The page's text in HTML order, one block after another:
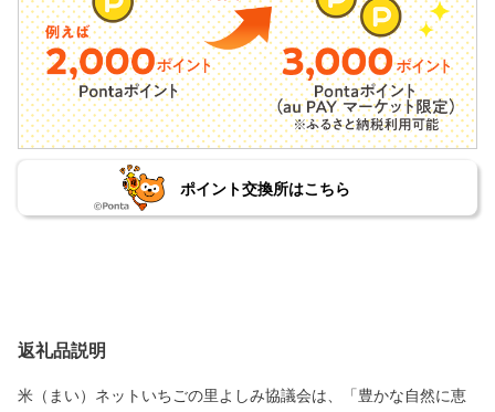
ポイント交換所はこちら
返礼品説明
米（まい）ネットいちごの里よしみ協議会は、「豊かな自然に恵